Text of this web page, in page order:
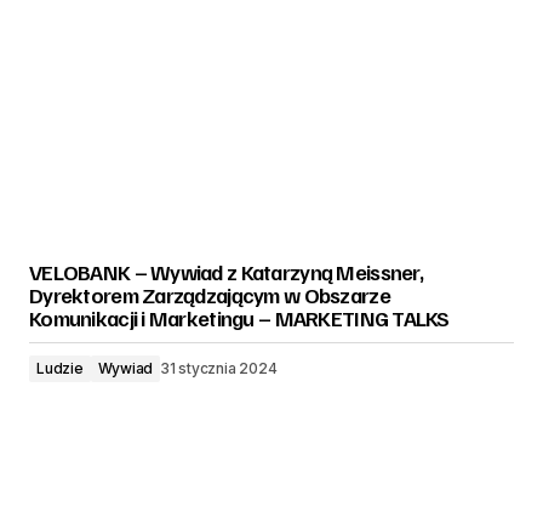
VELOBANK – Wywiad z Katarzyną Meissner,
Dyrektorem Zarządzającym w Obszarze
Komunikacji i Marketingu – MARKETING TALKS
Ludzie Wywiad 31 stycznia 2024